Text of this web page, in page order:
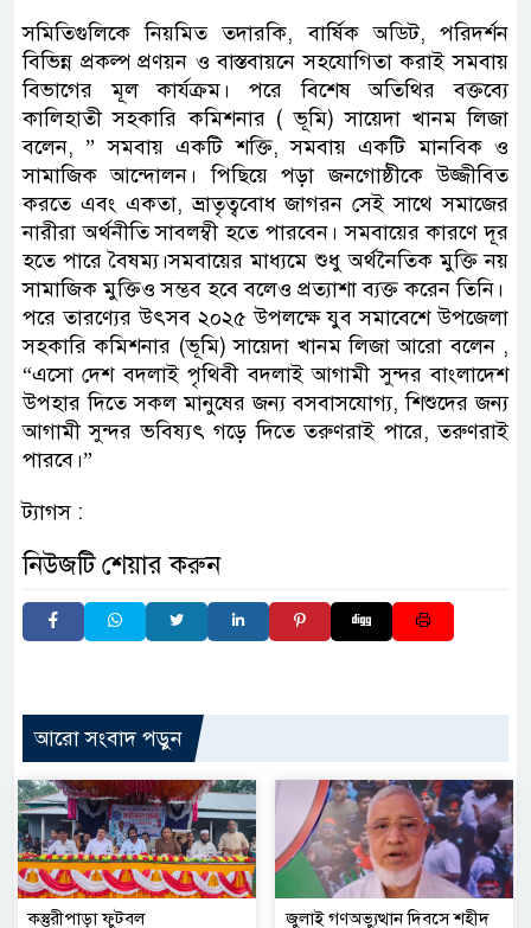
সমিতিগুলিকে নিয়মিত তদারকি, বার্ষিক অডিট, পরিদর্শন
বিভিন্ন প্রকল্প প্রণয়ন ও বাস্তবায়নে সহযোগিতা করাই সমবায়
বিভাগের মূল কার্যক্রম। পরে বিশেষ অতিথির বক্তব্যে
কালিহাতী সহকারি কমিশনার ( ভূমি) সায়েদা খানম লিজা
বলেন, ” সমবায় একটি শক্তি, সমবায় একটি মানবিক ও
সামাজিক আন্দোলন। পিছিয়ে পড়া জনগোষ্ঠীকে উজ্জীবিত
করতে এবং একতা, ভ্রাতৃত্ববোধ জাগরন সেই সাথে সমাজের
নারীরা অর্থনীতি সাবলম্বী হতে পারবেন। সমবায়ের কারণে দূর
হতে পারে বৈষম্য।সমবায়ের মাধ্যমে শুধু অর্থনৈতিক মুক্তি নয়
সামাজিক মুক্তিও সম্ভব হবে বলেও প্রত্যাশা ব্যক্ত করেন তিনি।
পরে তারণ্যের উৎসব ২০২৫ উপলক্ষে যুব সমাবেশে উপজেলা
সহকারি কমিশনার (ভূমি) সায়েদা খানম লিজা আরো বলেন ,
“এসো দেশ বদলাই পৃথিবী বদলাই আগামী সুন্দর বাংলাদেশ
উপহার দিতে সকল মানুষের জন্য বসবাসযোগ্য, শিশুদের জন্য
আগামী সুন্দর ভবিষ্যৎ গড়ে দিতে তরুণরাই পারে, তরুণরাই
পারবে।”
ট্যাগস :
নিউজটি শেয়ার করুন
আরো সংবাদ পড়ুন
কস্তুরীপাড়া ফুটবল জুলাই গণঅভ্যুত্থান দিবসে শহীদ